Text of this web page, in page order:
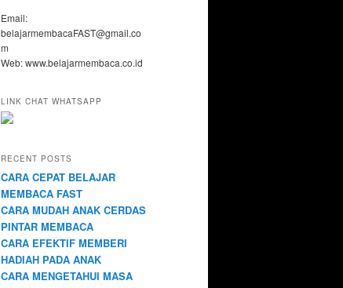
Email:
belajarmembacaFAST@gmail.co
m
Web: www.belajarmembaca.co.id
LINK CHAT WHATSAPP
RECENT POSTS
CARA CEPAT BELAJAR
MEMBACA FAST
CARA MUDAH ANAK CERDAS
PINTAR MEMBACA
CARA EFEKTIF MEMBERI
HADIAH PADA ANAK
CARA MENGETAHUI MASA